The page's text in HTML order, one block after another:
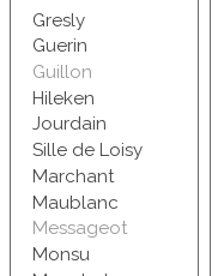
Gresly
Guerin
Guillon
Hileken
Jourdain
Sille de Loisy
Marchant
Maublanc
Messageot
Monsu